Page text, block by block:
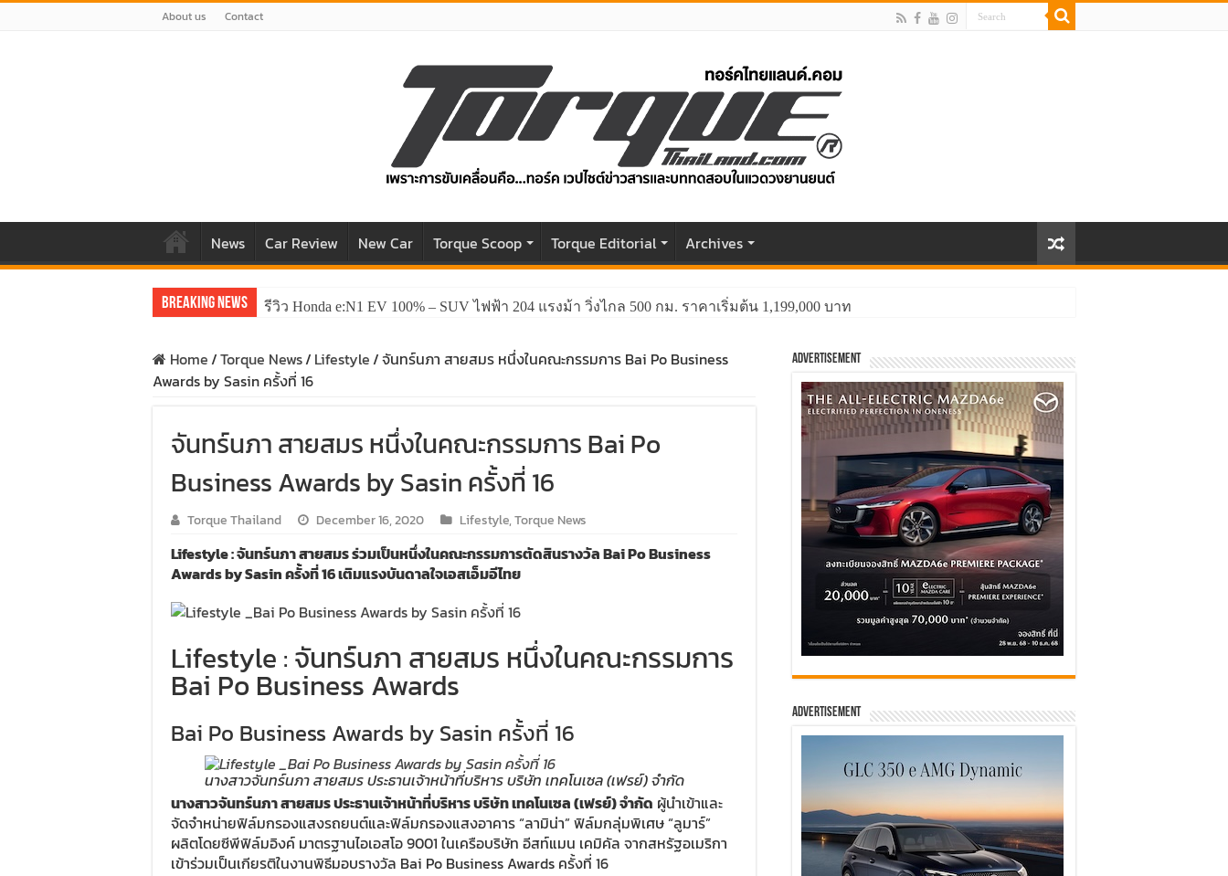
About us Contact
News Car Review New Car Torque Scoop Torque Editorial Archives
Breaking News รีวิว Honda e:N1 EV 100% – SUV ไฟฟ้า 204 แรงม้า วิ่งไกล 500 กม. ราคาเริ่มต้น 1,199,000 บาท
Home/Torque News/ Lifestyle/จันทร์นภา สายสมร หนึ่งในคณะกรรมการ Bai Po Business
Awards by Sasin ครั้งที่ 16
จันทร์นภา สายสมร หนึ่งในคณะกรรมการ Bai Po
Business Awards by Sasin ครั้งที่ 16
Torque Thailand December 16, 2020 Lifestyle,Torque News
Lifestyle : จันทร์นภา สายสมร ร่วมเป็นหนึ่งในคณะกรรมการตัดสินรางวัล Bai Po Business
Awards by Sasin ครั้งที่ 16 เติมแรงบันดาลใจเอสเอ็มอีไทย
Lifestyle : จันทร์นภา สายสมร หนึ่งในคณะกรรมการ
Bai Po Business Awards
Bai Po Business Awards by Sasin ครั้งที่ 16
นางสาวจันทร์นภา สายสมร ประธานเจ้าหน้าที่บริหาร บริษัท เทคโนเซล (เฟรย์) จำกัด
นางสาวจันทร์นภา สายสมร ประธานเจ้าหน้าที่บริหาร บริษัท เทคโนเซล (เฟรย์) จำกัด ผู้นำเข้าและ
จัดจำหน่ายฟิล์มกรองแสงรถยนต์และฟิล์มกรองแสงอาคาร “ลามิน่า” ฟิล์มกลุ่มพิเศษ “ลูมาร์”
ผลิตโดยซีพีฟิล์มอิงค์ มาตรฐานไอเอสโอ 9001 ในเครือบริษัท อีสท์แมน เคมิคัล จากสหรัฐอเมริกา
เข้าร่วมเป็นเกียรติในงานพิธีมอบรางวัล Bai Po Business Awards ครั้งที่ 16
Advertisement
Advertisement